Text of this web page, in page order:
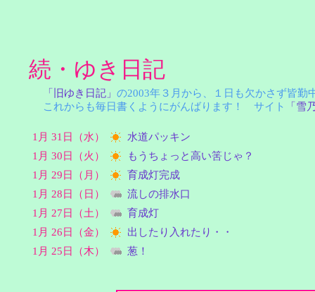
続・ゆき日記
「旧ゆき日記」 の2003年３月から、１日も欠かさず皆
これからも毎日書くようにがんばります！ サイト
「雪
1月 31日（水）
水道パッキン
1月 30日（火）
もうちょっと高い筈じゃ？
1月 29日（月）
育成灯完成
1月 28日（日）
流しの排水口
1月 27日（土）
育成灯
1月 26日（金）
出したり入れたり・・
1月 25日（木）
葱！